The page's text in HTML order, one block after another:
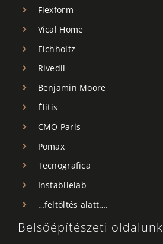
Flexform
Vical Home
Eichholtz
Rivedil
Benjamin Moore
Élitis
CMO Paris
Pomax
Tecnografica
Instabilelab
…feltöltés alatt….
Belsőépítészeti oldalunk